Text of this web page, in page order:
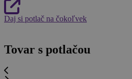
Daj si potlač na čokoľvek
Tovar s potlačou